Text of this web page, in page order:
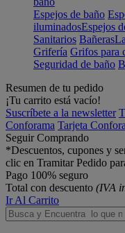
Espejos de baño
iluminadosEspejos
Sanitarios Bañeras
Grifería Grifos para
Seguridad de baño
Resumen de tu pedido
¡Tu carrito está vacío!
Suscríbete a la newsletter
Conforama Tarjeta
Seguir Comprando
*Descuentos, cupones y
clic en Tramitar Pedido
Pago 100% seguro
Total con descuento (IVA
Ir Al Carrito